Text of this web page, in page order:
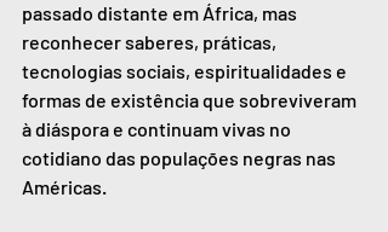
passado distante em África, mas
reconhecer saberes, práticas,
tecnologias sociais, espiritualidades e
formas de existência que sobreviveram
à diáspora e continuam vivas no
cotidiano das populações negras nas
Américas.